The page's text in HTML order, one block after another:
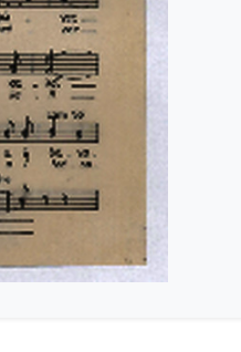
[1945-12-09-1945-12-30]
εγχόρδων [1946]
02-28]
[1946-03-25]
03-25]